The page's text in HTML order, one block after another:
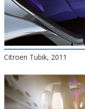
Citroen Tubik, 2011